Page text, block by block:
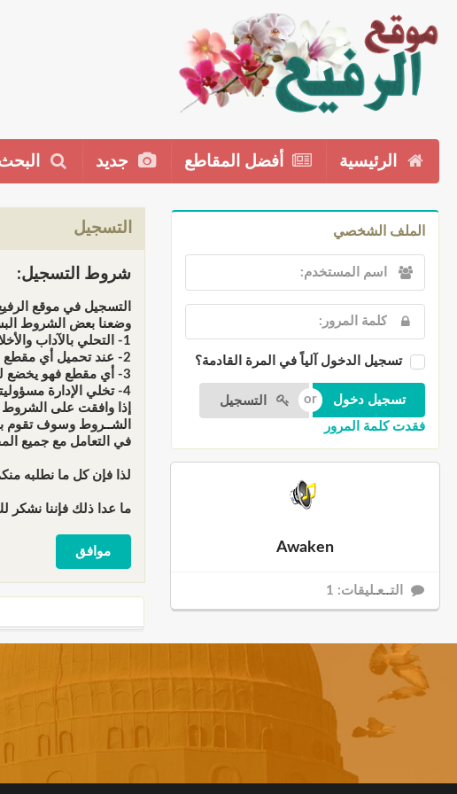
الرئيسية أفضل المقاطع جديد
الملف الشخصي
تسجيل الدخول آلياً في المرة القادمة؟
التسجيل
فقدت كلمة المرور
Awaken
التــعـليقات: 1
التسجيل
شروط التسجيل:
التسجيل في موقع
وضعنا بعض الشروط
1- التحلي بالآداب والأخلاق الإسلامية عند إضافت المقاطع أو التعاليق.
2- عند تحميل أي مقطع فإننا نحملك المسؤولية كاملة أمام الله سبحانه وأمام القانون عند المتاجرة به، فالموقع ذو طابع دعوي وليس تجاري.
3- أي مقطع فهو يخضع للمراقبة قبل النشر، لهذا لن تظهر في الموقع إلى بعد موافقة الإدارة أوفريق المراقبين.
4- تخلي الإدارة مسؤوليتها عن أي تعليق يخرج عن التوجه العام للموقع، وجميع التعليقات لا تعبر بالضرورة عن رأي إدارته بل تمثل وجهة نظر ناشرها فقط.
إذا وافقت على الشروط
الشــروط وسوف تقوم
في التعامل مع جميع
لذا فإن كل ما نطلبه
ما عدا ذلك فإننا نشكر